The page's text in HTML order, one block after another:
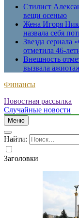
Стилист
вещи осенью
Жена Игоря
назвала себя
Звезда сериала
отметила 46-
Внешность
вызвала
Финансы
Новостная рассылка
Случайные новости
Меню
Найти:
Заголовки